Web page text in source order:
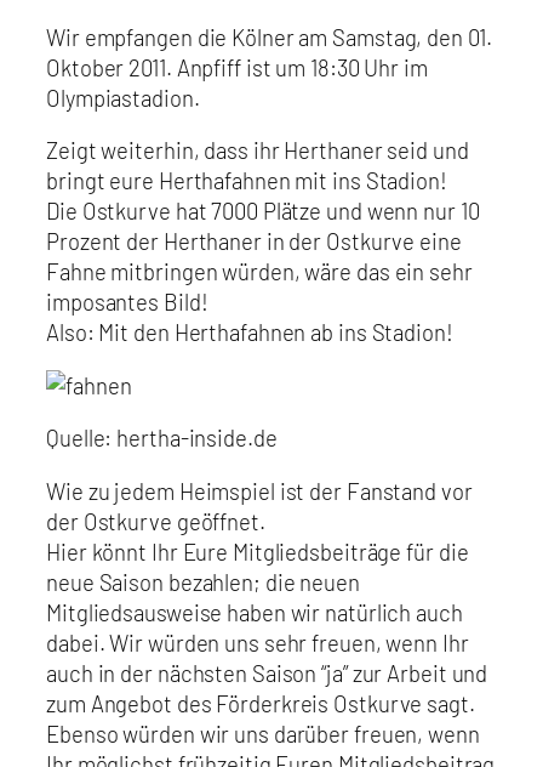
Wir empfangen die Kölner am Samstag, den 01.
Oktober 2011. Anpfiff ist um 18:30 Uhr im
Olympiastadion.
Zeigt weiterhin, dass ihr Herthaner seid und
bringt eure Herthafahnen mit ins Stadion!
Die Ostkurve hat 7000 Plätze und wenn nur 10
Prozent der Herthaner in der Ostkurve eine
Fahne mitbringen würden, wäre das ein sehr
imposantes Bild!
Also: Mit den Herthafahnen ab ins Stadion!
Quelle: hertha-inside.de
Wie zu jedem Heimspiel ist der Fanstand vor
der Ostkurve geöffnet.
Hier könnt Ihr Eure Mitgliedsbeiträge für die
neue Saison bezahlen; die neuen
Mitgliedsausweise haben wir natürlich auch
dabei. Wir würden uns sehr freuen, wenn Ihr
auch in der nächsten Saison “ja” zur Arbeit und
zum Angebot des Förderkreis Ostkurve sagt.
Ebenso würden wir uns darüber freuen, wenn